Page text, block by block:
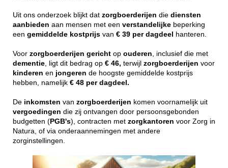
Uit ons onderzoek blijkt dat zorgboerderijen die diensten
aanbieden aan mensen met een verstandelijke beperking
een gemiddelde kostprijs van € 39 per dagdeel hanteren.
Voor zorgboerderijen gericht op ouderen , inclusief die met
dementie , ligt dit bedrag op € 46, terwijl zorgboerderijen voor
kinderen en jongeren de hoogste gemiddelde kostprijs
hebben, namelijk € 48 per dagdeel.
De inkomsten van zorgboerderijen komen voornamelijk uit
vergoedingen die zij ontvangen door persoonsgebonden
budgetten ( PGB's), contracten met zorgkantoren voor Zorg in
Natura, of via onderaannemingen met andere
zorginstellingen.